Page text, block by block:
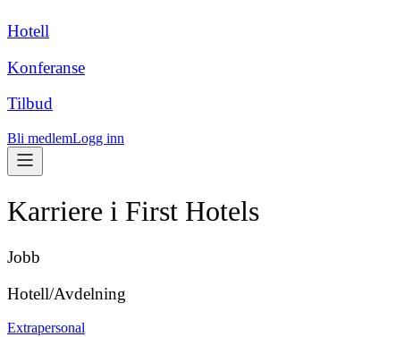
Hotell
Konferanse
Tilbud
Bli medlemLogg inn
Karriere i First Hotels
Jobb
Hotell/Avdelning
Extrapersonal